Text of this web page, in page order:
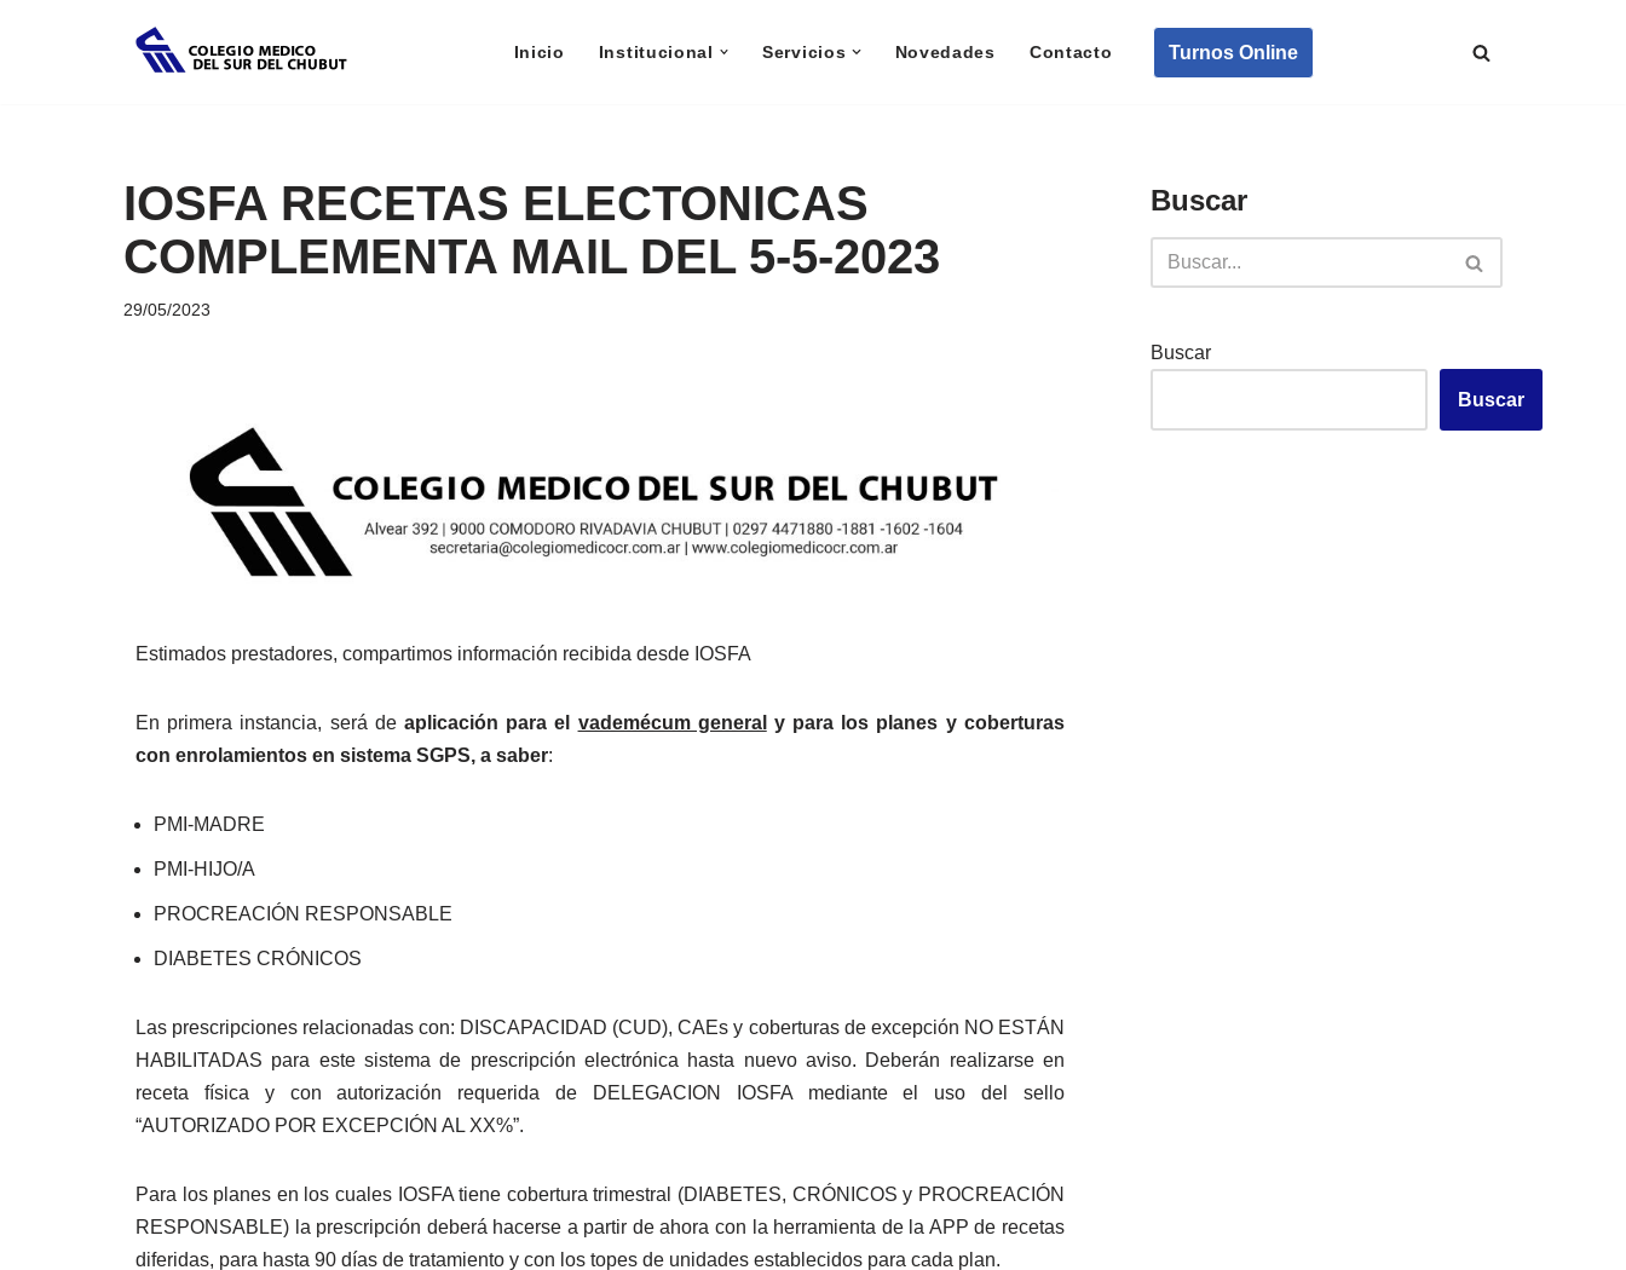
Inicio Institucional Servicios Novedades Contacto Turnos Online
IOSFA RECETAS ELECTONICAS
COMPLEMENTA MAIL DEL 5-5-2023
29/05/2023
Estimados prestadores, compartimos información recibida desde IOSFA
En primera instancia, será de aplicación para el vademécum general y para los planes y coberturas
con enrolamientos en sistema SGPS, a saber:
PMI-MADRE
PMI-HIJO/A
PROCREACIÓN RESPONSABLE
DIABETES CRÓNICOS
Las prescripciones relacionadas con: DISCAPACIDAD (CUD), CAEs y coberturas de excepción NO ESTÁN
HABILITADAS para este sistema de prescripción electrónica hasta nuevo aviso. Deberán realizarse en
receta física y con autorización requerida de DELEGACION IOSFA mediante el uso del sello
“AUTORIZADO POR EXCEPCIÓN AL XX%”.
Para los planes en los cuales IOSFA tiene cobertura trimestral (DIABETES, CRÓNICOS y PROCREACIÓN
RESPONSABLE) la prescripción deberá hacerse a partir de ahora con la herramienta de la APP de recetas
diferidas, para hasta 90 días de tratamiento y con los topes de unidades establecidos para cada plan.
Buscar
Buscar
Buscar